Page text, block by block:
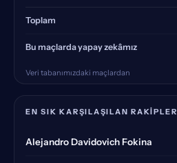
Toplam
Bu maçlarda yapay zekâmız
Veri tabanımızdaki maçlardan
EN SIK KARŞILAŞILAN RAKIPLER
Alejandro Davidovich Fokina